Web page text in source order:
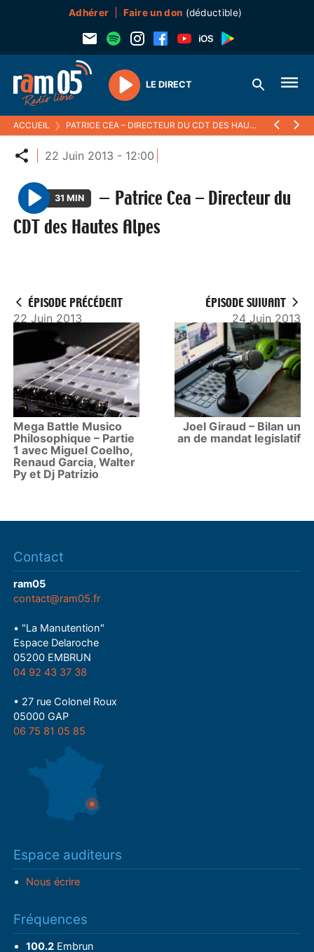
Adhérer Faire un don (déductible)
Play
LE DIRECT
ACCUEIL ❯ PATRICE CEA – DIRECTEUR DU CDT DES HAUTES ALPES
Partager
22 Juin 2013 - 12:00
P
l
31 MIN — Patrice Cea – Directeur du
CDT des Hautes Alpes
ÉPISODE PRÉCÉDENT
22 Juin 2013
Mega Battle Musico
Philosophique – Partie
1 avec Miguel Coelho,
Renaud Garcia, Walter
Py et Dj Patrizio
ÉPISODE SUIVANT
24 Juin 2013
Joel Giraud – Bilan un
an de mandat legislatif
Contact
ram05
contact@ram05.fr
• "La Manutention"
Espace Delaroche
05200 EMBRUN
04 92 43 37 38
• 27 rue Colonel Roux
05000 GAP
06 75 81 05 85
Espace auditeurs
Nous écrire
Fréquences
100.2Embrun